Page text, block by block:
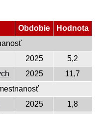
Obdobie
Hodnota
2025
5,2
2025
11,7
2025
1,8